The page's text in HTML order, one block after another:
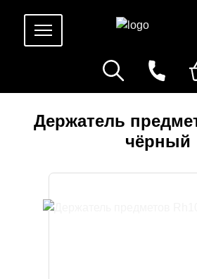
Держатель
чёрный